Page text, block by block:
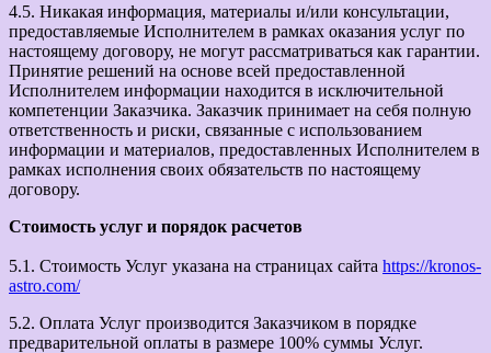
4.5. Никакая информация, материалы и/или консультации,
предоставляемые Исполнителем в рамках оказания услуг по
настоящему договору, не могут рассматриваться как гарантии.
Принятие решений на основе всей предоставленной
Исполнителем информации находится в исключительной
компетенции Заказчика. Заказчик принимает на себя полную
ответственность и риски, связанные с использованием
информации и материалов, предоставленных Исполнителем в
рамках исполнения своих обязательств по настоящему
договору.
Стоимость услуг и порядок расчетов
5.1. Стоимость Услуг указана на страницах сайта https://kronos-
astro.com/
5.2. Оплата Услуг производится Заказчиком в порядке
предварительной оплаты в размере 100% суммы Услуг.